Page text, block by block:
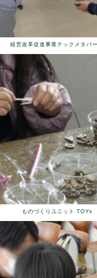
経営改革促進事業テックメタバ
ものづくりユニット TOYs